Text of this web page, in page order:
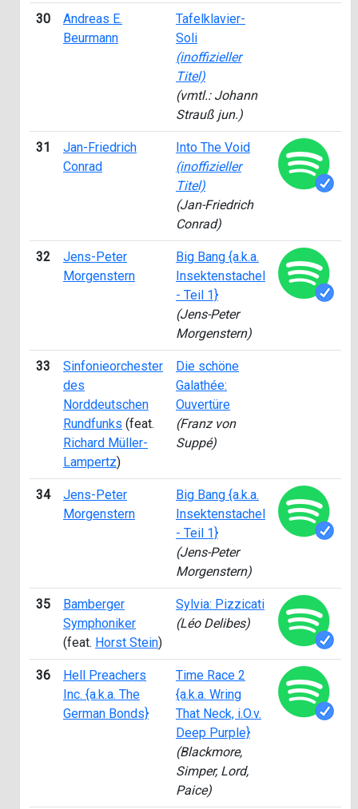
30
Andreas E.
Beurmann
Tafelklavier-
Soli
(inoffizieller
Titel)
(vmtl.: Johann
Strauß jun.)
31
Jan-Friedrich
Conrad
Into The Void
(inoffizieller
Titel)
(Jan-Friedrich
Conrad)
32
Jens-Peter
Morgenstern
Big Bang {a.k.a.
Insektenstachel
- Teil 1}
(Jens-Peter
Morgenstern)
33
Sinfonieorchester
des
Norddeutschen
Rundfunks (feat.
Richard Müller-
Lampertz)
Die schöne
Galathée:
Ouvertüre
(Franz von
Suppé)
34
Jens-Peter
Morgenstern
Big Bang {a.k.a.
Insektenstachel
- Teil 1}
(Jens-Peter
Morgenstern)
35
Bamberger
Symphoniker
(feat. Horst Stein)
Sylvia: Pizzicati
(Léo Delibes)
36
Hell Preachers
Inc. {a.k.a. The
German Bonds}
Time Race 2
{a.k.a. Wring
That Neck, i.O.v.
Deep Purple}
(Blackmore,
Simper, Lord,
Paice)